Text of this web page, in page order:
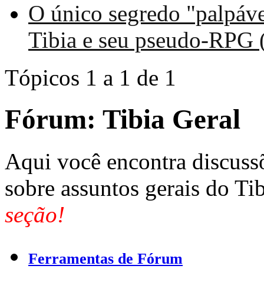
O único segredo
Tibia e seu pseudo-RPG
Tópicos 1 a 1 de 1
Fórum: Tibia Geral
Aqui você encontra
sobre assuntos gerais do
seção!
Ferramentas de Fórum